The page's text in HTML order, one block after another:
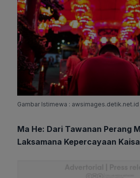
Gambar Istimewa : awsimages.detik.net.id
Ma He: Dari Tawanan Perang
Laksamana Kepercayaan